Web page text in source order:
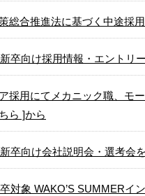
総合推進法に基づく中途採
卒向け採用情報・エントリ
採用にてメカニック職、モ
ら ]から
卒向け会社説明会・選考会
対象 WAKO’S SUMMERイ